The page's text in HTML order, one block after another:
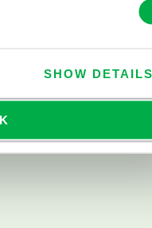
SHOW